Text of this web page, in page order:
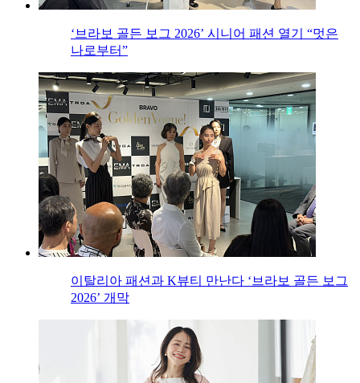
‘브라보 골든 보그 2026’ 시니어 패션 열기 “멋은
나로부터”
이탈리아 패션과 K뷰티 만난다 ‘브라보 골든 보그
2026’ 개막